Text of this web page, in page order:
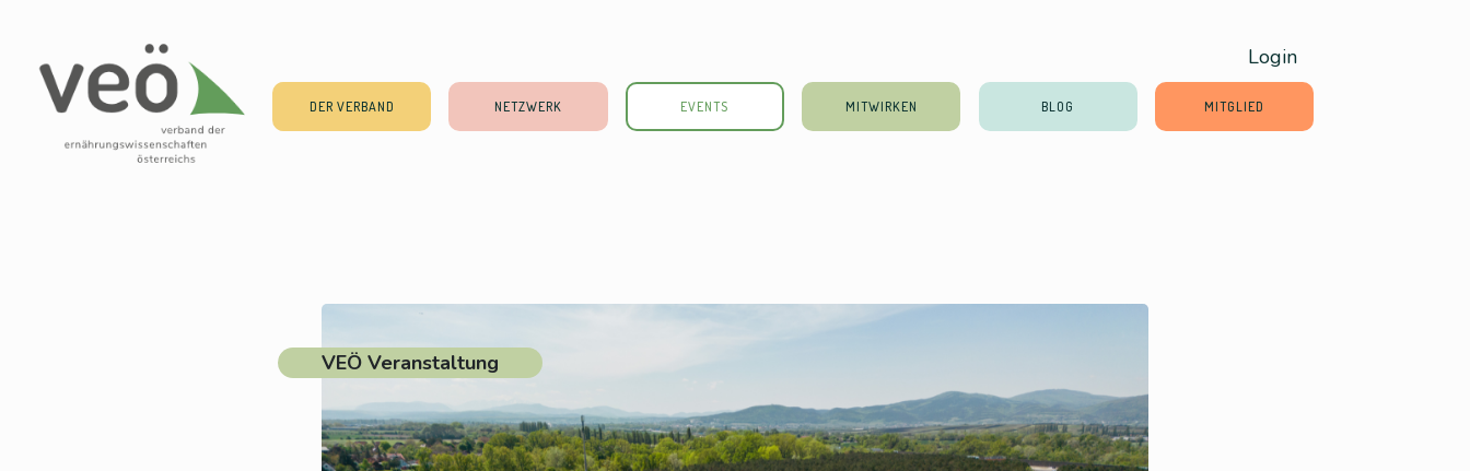
Login
DER VERBAND NETZWERK EVENTS MITWIRKEN BLOG MITGLIED
VEÖ Veranstaltung